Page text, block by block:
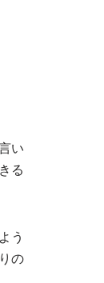
い
る
う
の